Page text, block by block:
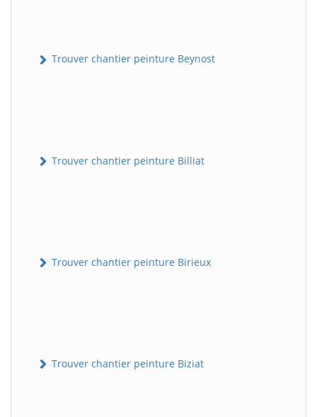
Trouver chantier peinture Beynost
Trouver chantier peinture Billiat
Trouver chantier peinture Birieux
Trouver chantier peinture Biziat